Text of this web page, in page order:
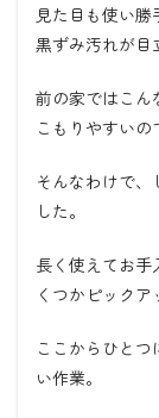
見た目も使い
黒ずみ汚れが目
前の家ではこん
こもりやすいの
そんなわけで
した。
長く使えてお手
くつかピックア
ここからひと
い作業。